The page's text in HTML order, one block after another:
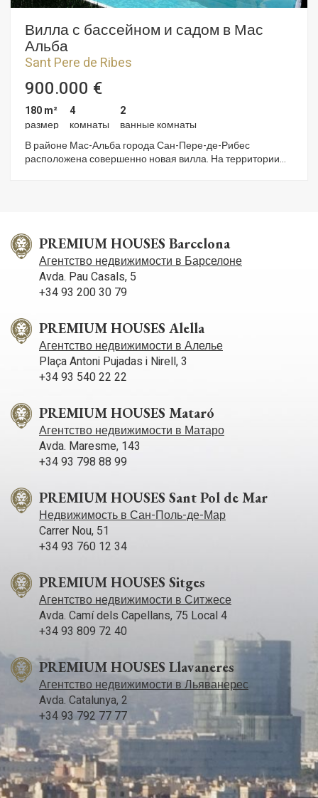
Вилла с бассейном и садом в Мас
Альба
Sant Pere de Ribes
900.000 €
180 m²
размер
4
комнаты
2
ванные комнаты
В районе Мас-Альба города Сан-Пере-де-Рибес
расположена совершенно новая вилла. На территории
двуспальными кроватями, одна из которых имеет
собственную ванную комнату. Все спальни имеют выход
на террасу. В доме есть парковочное место во дворе.
Завершение строительства запланировано на 2026 год.
Район Мас-Альба отличается близостью к природному
отличному транспортному сообщению с Ситжесом и
автомагистралью C-32, ведущей в Барселону и аэропорт
Эль-Прат.
PREMIUM HOUSES Barcelona
Агентство недвижимости в Барселоне
Avda. Pau Casals, 5
+34 93 200 30 79
PREMIUM HOUSES Alella
Агентство недвижимости в Алелье
Plaça Antoni Pujadas i Nirell, 3
+34 93 540 22 22
PREMIUM HOUSES Mataró
Агентство недвижимости в Матаро
Avda. Maresme, 143
+34 93 798 88 99
PREMIUM HOUSES Sant Pol de Mar
Недвижимость в Сан-Поль-де-Мар
Carrer Nou, 51
+34 93 760 12 34
PREMIUM HOUSES Sitges
Агентство недвижимости в Ситжесе
Avda. Camí­ dels Capellans, 75 Local 4
+34 93 809 72 40
PREMIUM HOUSES Llavaneres
Агентство недвижимости в Льяванерес
Avda. Catalunya, 2
+34 93 792 77 77